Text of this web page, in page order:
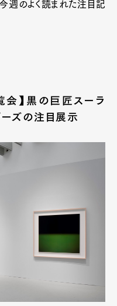
週のよく読まれた注目記
】黒の巨匠スーラ
ーズの注目展示